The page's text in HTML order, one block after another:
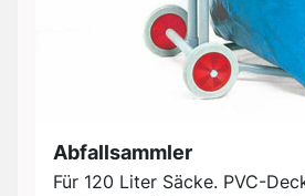
Abfallsammler
Für 120 Liter Säcke. PVC-